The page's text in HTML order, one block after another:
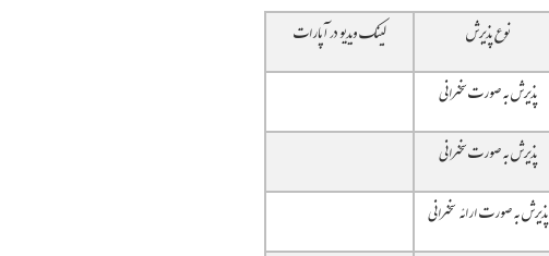
نوع پذیرش
لینک ویدیو در آپارات
پذیرش به صورت سخنرانی
پذیرش به صورت سخنرانی
پذیرش به صورت ارائه سخنرانی